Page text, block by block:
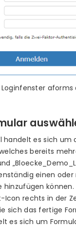
Loginfenster aforms
handelt es sich um
bereits
einen oder
hinzufügen können.
Icon rechts in der
sich das fertige
es sich um